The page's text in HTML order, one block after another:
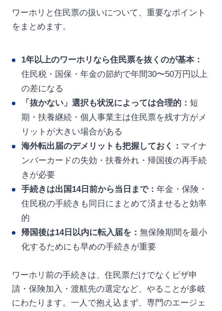
ワーホリと住民票の扱いについて、重要なポイント
をまとめます。
1年以上のワーホリなら住民票を抜くのが基本：
住民税・国保・年金の節約で年間30〜50万円以上
の差になる
「抜かない」選択も状況によっては合理的： 短
期・扶養継続・個人事業主は住民票を残す方がメ
リットが大きい場合がある
海外転出届のデメリットも把握しておく： マイナ
ンバーカードの失効・扶養外れ・帰国後の再手続
きが必要
手続きは出国14日前から当日まで： 年金・保険・
住民税の手続きも同日にまとめて済ませると効率
的
帰国後は14日以内に転入届を： 無保険期間を最小
化するためにも早めの手続きが重要
ワーホリ前の手続きは、住民票だけでなくビザ申
請・保険加入・渡航先の選定など、やることが多岐
にわたります。一人で抱え込まず、専門のエージェ